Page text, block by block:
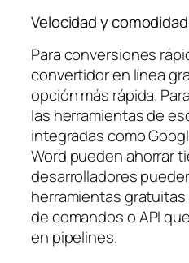
Velocidad y comodidad
Para conversiones
convertidor en línea
opción más rápida.
las herramientas de
integradas como
Word pueden ahorrar
desarrolladores
herramientas
de comandos o API
en pipelines.